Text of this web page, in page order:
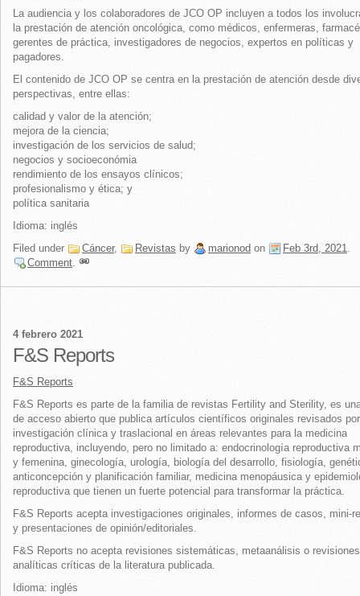
La audiencia y los colaboradores de JCO OP incluyen a todos los
la prestación de atención oncológica, como médicos, enfermeras,
gerentes de práctica, investigadores de negocios, expertos en políticas y
pagadores.
El contenido de JCO OP se centra en la prestación de atención desde
perspectivas, entre ellas:
calidad y valor de la atención;
mejora de la ciencia;
investigación de los servicios de salud;
negocios y socioeconómia
rendimiento de los ensayos clínicos;
profesionalismo y ética; y
política sanitaria
Idioma: inglés
Filed under
Cáncer, Revistas by marionod on Feb 3rd, 2021.
Comment.
4 febrero 2021
F&S Reports
F&S Reports
F&S Reports es parte de la familia de revistas Fertility and Sterility, es
de acceso abierto que publica artículos científicos originales revisados
investigación clínica y traslacional en áreas relevantes para la medicina
reproductiva, incluyendo, pero no limitado a: endocrinología reproductiva
y femenina, ginecología, urología, biología del desarrollo, fisiología,
anticoncepción y planificación familiar, medicina menopáusica y
reproductiva que tienen un fuerte potencial para transformar la práctica.
F&S Reports acepta investigaciones originales, informes de casos, mini-
y presentaciones de opinión/editoriales.
F&S Reports no acepta revisiones sistemáticas, metaanálisis o revisiones
analíticas críticas de la literatura publicada.
Idioma: inglés